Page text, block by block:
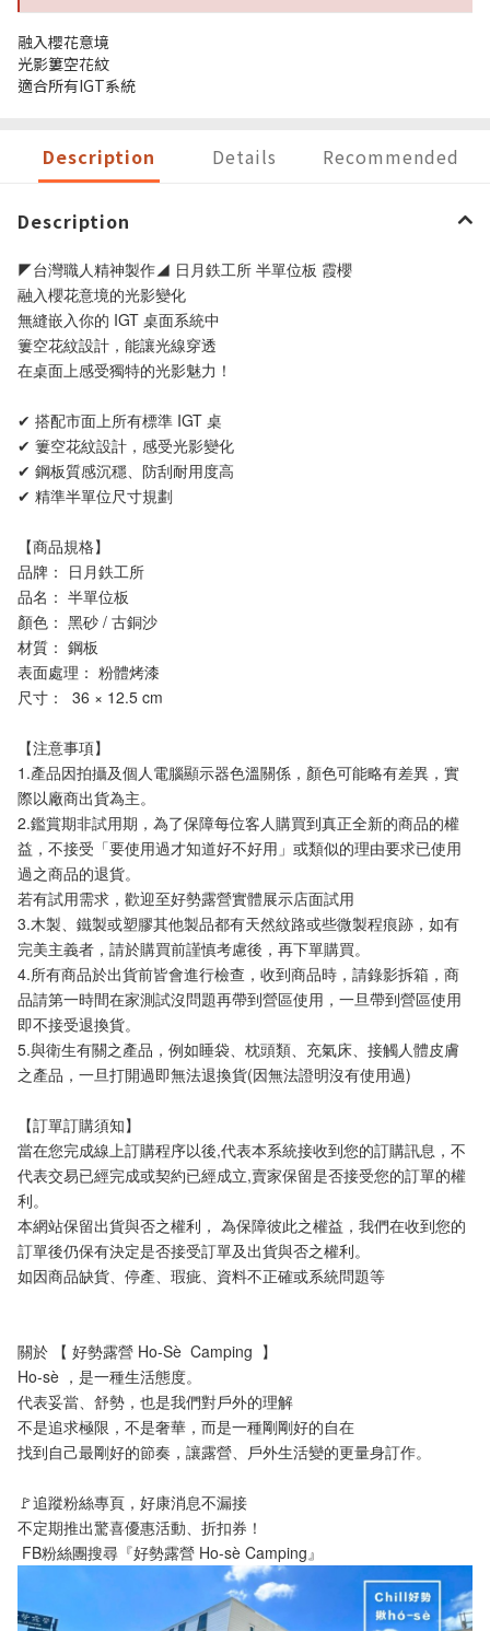
融入櫻花意境
光影簍空花紋
適合所有IGT系統
Description Details Recommended
Description
◤台灣職人精神製作◢ 日月鉄工所 半單位板 霞櫻
融入櫻花意境的光影變化
無縫嵌入你的 IGT 桌面系統中
簍空花紋設計，能讓光線穿透
在桌面上感受獨特的光影魅力！
✔ 搭配市面上所有標準 IGT 桌
✔ 簍空花紋設計，感受光影變化
✔ 鋼板質感沉穩、防刮耐用度高
✔ 精準半單位尺寸規劃
【商品規格】
品牌： 日月鉄工所
品名： 半單位板
顏色： 黑砂 / 古銅沙
材質： 鋼板
表面處理： 粉體烤漆
尺寸：  36 × 12.5 cm
【注意事項】
1.產品因拍攝及個人電腦顯示器色溫關係，顏色可能略有差異，實
際以廠商出貨為主。
2.鑑賞期非試用期，為了保障每位客人購買到真正全新的商品的權
益，不接受「要使用過才知道好不好用」或類似的理由要求已使用
過之商品的退貨。
若有試用需求，歡迎至好勢露營實體展示店面試用
3.木製、鐵製或塑膠其他製品都有天然紋路或些微製程痕跡，如有
完美主義者，請於購買前謹慎考慮後，再下單購買。
4.所有商品於出貨前皆會進行檢查，收到商品時，請錄影拆箱，商
品請第一時間在家測試沒問題再帶到營區使用，一旦帶到營區使用
即不接受退換貨。
5.與衛生有關之產品，例如睡袋、枕頭類、充氣床、接觸人體皮膚
之產品，一旦打開過即無法退換貨(因無法證明沒有使用過)
【訂單訂購須知】
當在您完成線上訂購程序以後,代表本系統接收到您的訂購訊息，不
代表交易已經完成或契約已經成立,賣家保留是否接受您的訂單的權
利。
本網站保留出貨與否之權利， 為保障彼此之權益，我們在收到您的
訂單後仍保有決定是否接受訂單及出貨與否之權利。
如因商品缺貨、停產、瑕疵、資料不正確或系統問題等
關於 【 好勢露營 Ho-Sè  Camping  】
Ho-sè ，是一種生活態度。
代表妥當、舒勢，也是我們對戶外的理解
不是追求極限，不是奢華，而是一種剛剛好的自在
找到自己最剛好的節奏，讓露營、戶外生活變的更量身訂作。
🚩追蹤粉絲專頁，好康消息不漏接
不定期推出驚喜優惠活動、折扣券！
FB粉絲團搜尋『好勢露營 Ho-sè Camping』